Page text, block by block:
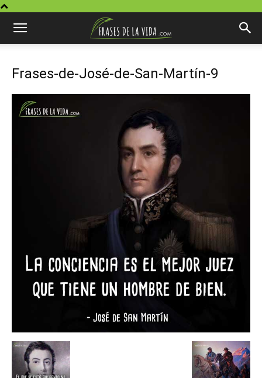
Frases-de-José-de-San-Martín-9